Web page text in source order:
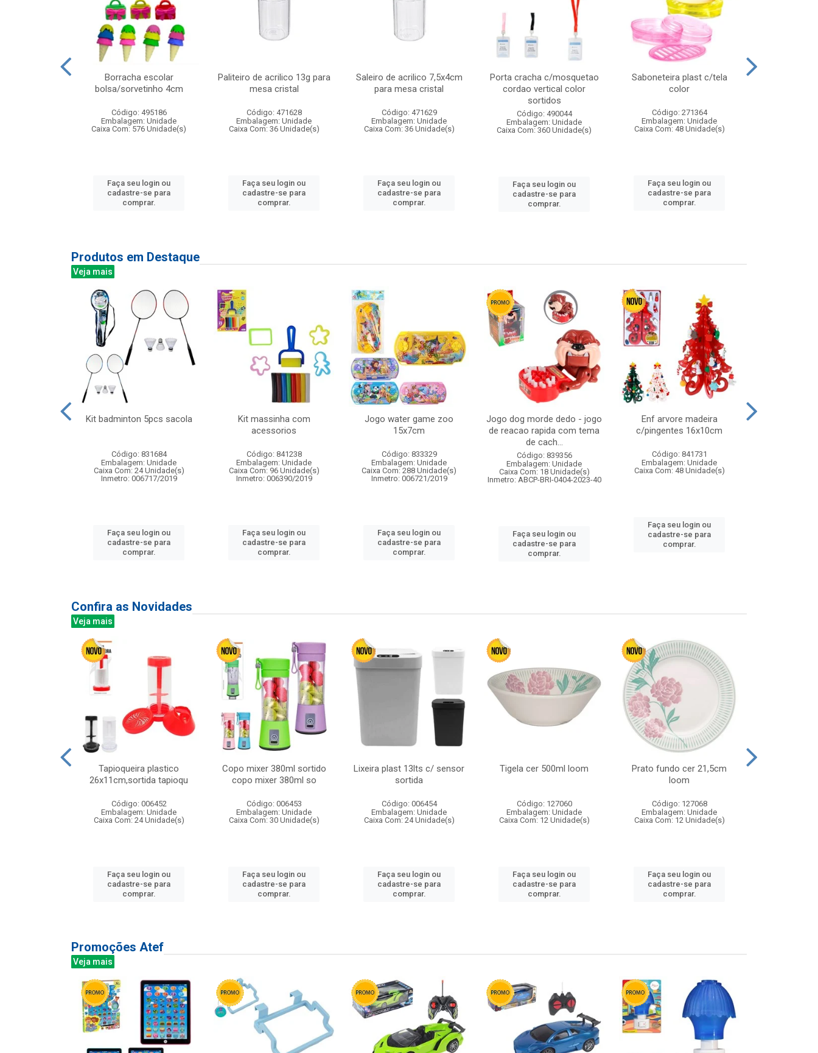
Borracha escolar
bolsa/sorvetinho 4cm
Código: 495186
Embalagem: Unidade
Caixa Com: 576 Unidade(s)
Faça seu login ou
cadastre-se para
comprar.
Paliteiro de acrilico 13g para
mesa cristal
Código: 471628
Embalagem: Unidade
Caixa Com: 36 Unidade(s)
Faça seu login ou
cadastre-se para
comprar.
Saleiro de acrilico 7,5x4cm
para mesa cristal
Código: 471629
Embalagem: Unidade
Caixa Com: 36 Unidade(s)
Faça seu login ou
cadastre-se para
comprar.
Porta cracha c/mosquetao
cordao vertical color
sortidos
Código: 490044
Embalagem: Unidade
Caixa Com: 360 Unidade(s)
Faça seu login ou
cadastre-se para
comprar.
Saboneteira plast c/tela
color
Código: 271364
Embalagem: Unidade
Caixa Com: 48 Unidade(s)
Faça seu login ou
cadastre-se para
comprar.
Produtos em Destaque
Veja mais
Kit badminton 5pcs sacola
Código: 831684
Embalagem: Unidade
Caixa Com: 24 Unidade(s)
Inmetro: 006717/2019
Faça seu login ou
cadastre-se para
comprar.
Kit massinha com
acessorios
Código: 841238
Embalagem: Unidade
Caixa Com: 96 Unidade(s)
Inmetro: 006390/2019
Faça seu login ou
cadastre-se para
comprar.
Jogo water game zoo
15x7cm
Código: 833329
Embalagem: Unidade
Caixa Com: 288 Unidade(s)
Inmetro: 006721/2019
Faça seu login ou
cadastre-se para
comprar.
Jogo dog morde dedo - jogo
de reacao rapida com tema
de cach...
Código: 839356
Embalagem: Unidade
Caixa Com: 18 Unidade(s)
Inmetro: ABCP-BRI-0404-2023-40
Faça seu login ou
cadastre-se para
comprar.
Enf arvore madeira
c/pingentes 16x10cm
Código: 841731
Embalagem: Unidade
Caixa Com: 48 Unidade(s)
Faça seu login ou
cadastre-se para
comprar.
Confira as Novidades
Veja mais
Tapioqueira plastico
26x11cm,sortida tapioqu
Código: 006452
Embalagem: Unidade
Caixa Com: 24 Unidade(s)
Faça seu login ou
cadastre-se para
comprar.
Copo mixer 380ml sortido
copo mixer 380ml so
Código: 006453
Embalagem: Unidade
Caixa Com: 30 Unidade(s)
Faça seu login ou
cadastre-se para
comprar.
Lixeira plast 13lts c/ sensor
sortida
Código: 006454
Embalagem: Unidade
Caixa Com: 24 Unidade(s)
Faça seu login ou
cadastre-se para
comprar.
Tigela cer 500ml loom
Código: 127060
Embalagem: Unidade
Caixa Com: 12 Unidade(s)
Faça seu login ou
cadastre-se para
comprar.
Prato fundo cer 21,5cm
loom
Código: 127068
Embalagem: Unidade
Caixa Com: 12 Unidade(s)
Faça seu login ou
cadastre-se para
comprar.
Promoções Atef
Veja mais